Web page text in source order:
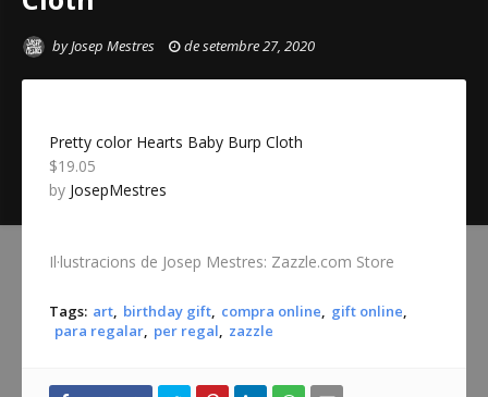
byJosep Mestres de setembre 27, 2020
Pretty color Hearts Baby Burp Cloth
$19.05
by JosepMestres
Il·lustracions de Josep Mestres: Zazzle.com Store
Tags: art birthday gift compra online
gift online
para regalar per regal zazzle